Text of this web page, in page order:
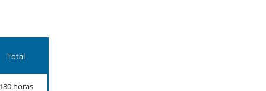
Total
180 horas